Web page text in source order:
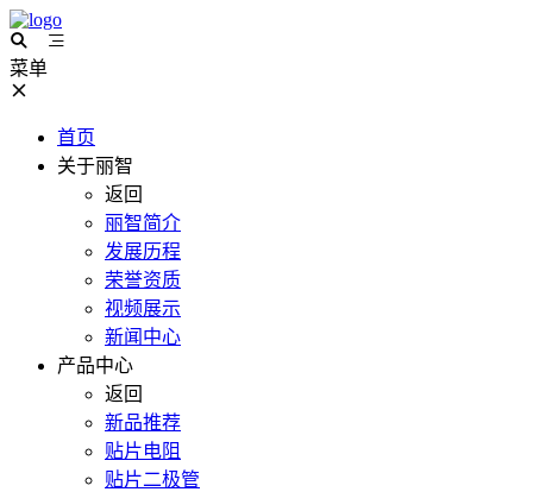
菜单
首页
关于丽智
返回
丽智简介
发展历程
荣誉资质
视频展示
新闻中心
产品中心
返回
新品推荐
贴片电阻
贴片二极管